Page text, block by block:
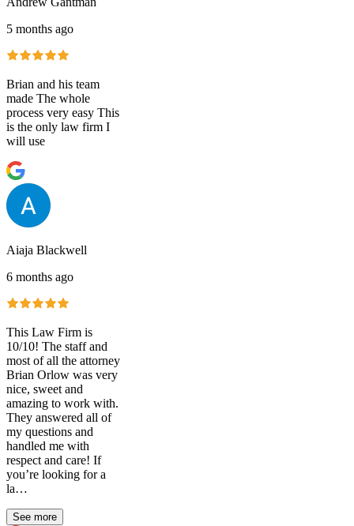
5 months ago
Brian and his team
made The whole
process very easy This
is the only law firm I
will use
Aiaja Blackwell
6 months ago
This Law Firm is
10/10! The staff and
most of all the attorney
Brian Orlow was very
nice, sweet and
amazing to work with.
They answered all of
my questions and
handled me with
respect and care! If
you’re looking for a
la…
See more